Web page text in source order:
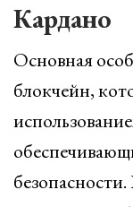
Кардано
Основная
блокчейн,